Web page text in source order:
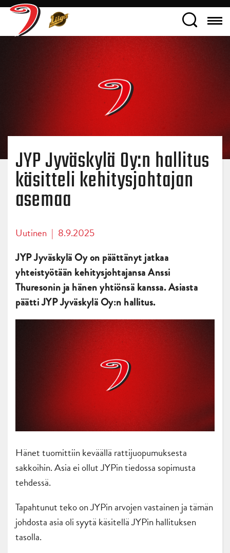
JYP Jyväskylä Oy:n hallitus
käsitteli kehitysjohtajan
asemaa
Uutinen | 8.9.2025
JYP Jyväskylä Oy on päättänyt jatkaa
yhteistyötään kehitysjohtajansa Anssi
Thuresonin ja hänen yhtiönsä kanssa. Asiasta
päätti JYP Jyväskylä Oy:n hallitus.
Hänet tuomittiin keväällä rattijuopumuksesta
sakkoihin. Asia ei ollut JYPin tiedossa sopimusta
tehdessä.
Tapahtunut teko on JYPin arvojen vastainen ja tämän
johdosta asia oli syytä käsitellä JYPin hallituksen
tasolla.